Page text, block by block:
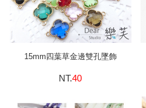
15mm四葉草金邊雙孔墜飾
NT.40